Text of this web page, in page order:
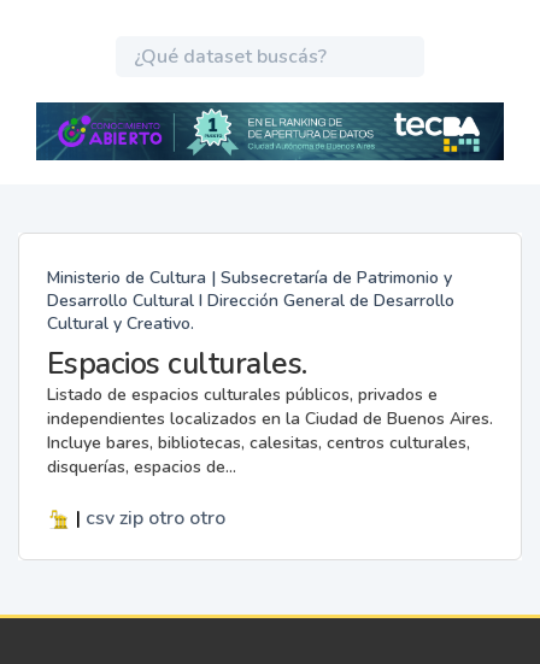
Ministerio de Cultura | Subsecretaría de Patrimonio y
Desarrollo Cultural I Dirección General de Desarrollo
Cultural y Creativo.
Espacios culturales.
Listado de espacios culturales públicos, privados e
independientes localizados en la Ciudad de Buenos Aires.
Incluye bares, bibliotecas, calesitas, centros culturales,
disquerías, espacios de...
| csv zip otro otro